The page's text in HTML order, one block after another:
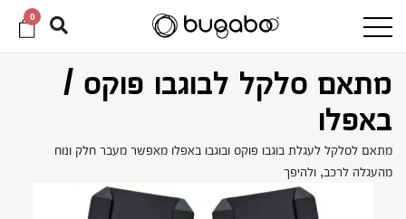
0
מתאם סלקל לבוגבו פוקס /
באפלו
מתאם לסלקל לעגלת בוגבו פוקס ובוגבו באפלו מאפשר מעבר חלק ונוח
מהעגלה לרכב, ולהיפך